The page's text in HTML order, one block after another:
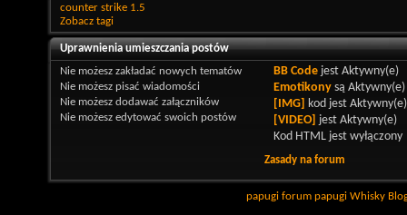
counter strike 1.5
Zobacz tagi
Uprawnienia umieszczania postów
Nie możesz zakładać nowych tematów
Nie możesz pisać wiadomości
Nie możesz dodawać załączników
Nie możesz edytować swoich postów
BB Codejest Aktywny(e)
Emotikonysą Aktywny(e)
[IMG]
kod jest Aktywny(e)
[VIDEO] jest Aktywny(e)
Kod HTML jest wyłączony
Zasady na forum
papugi forum papugi Whisky